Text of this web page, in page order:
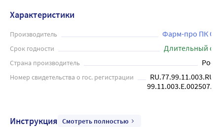
Характеристики
Производитель Фарм-про ПК
Срок годности Длительный
Страна производитель
Номер свидетельства о гос. регистрации
Инструкция Смотреть полностью